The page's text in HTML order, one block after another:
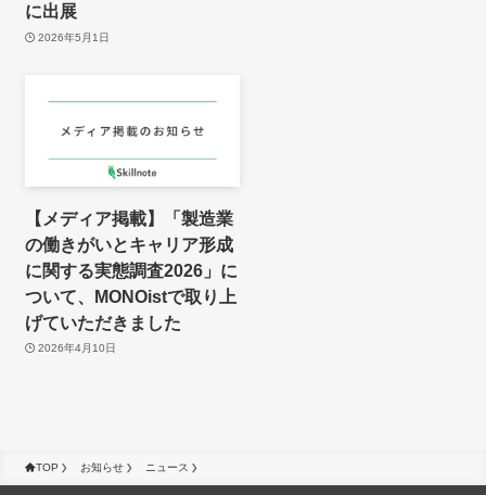
に出展
2026年5月1日
【メディア掲載】「製造業
の働きがいとキャリア形成
に関する実態調査2026」に
ついて、MONOistで取り上
げていただきました
2026年4月10日
TOP お知らせ ニュース